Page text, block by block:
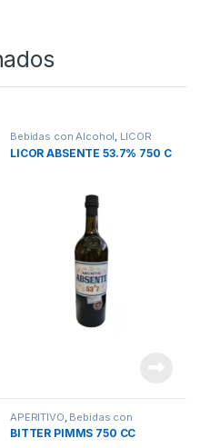
Bebidas con Alcohol, LICOR
LICOR ABSENTE 53.7% 750 C
APERITIVO Bebidas con
Alcohol
BITTER PIMMS 750 CC